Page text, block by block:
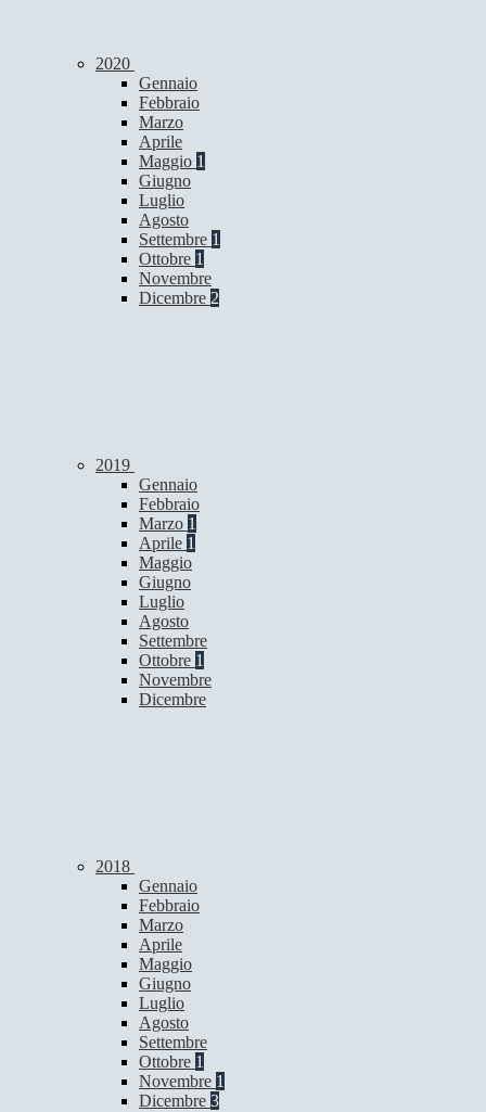
2020
Gennaio
Febbraio
Marzo
Aprile
Maggio 1
Giugno
Luglio
Agosto
Settembre 1
Ottobre 1
Novembre
Dicembre 2
2019
Gennaio
Febbraio
Marzo 1
Aprile 1
Maggio
Giugno
Luglio
Agosto
Settembre
Ottobre 1
Novembre
Dicembre
2018
Gennaio
Febbraio
Marzo
Aprile
Maggio
Giugno
Luglio
Agosto
Settembre
Ottobre 1
Novembre 1
Dicembre 3